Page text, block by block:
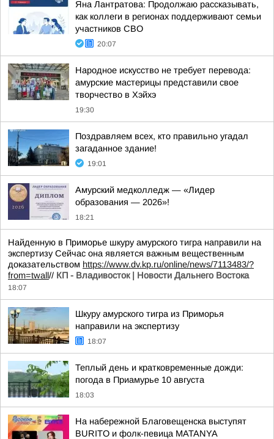
Яна Лантратова: Продолжаю рассказывать,
как коллеги в регионах поддерживают семьи
участников СВО
20:07
Народное искусство не требует перевода:
амурские мастерицы представили свое
творчество в Хэйхэ
19:30
Поздравляем всех, кто правильно угадал
загаданное здание!
19:01
Амурский медколледж — «Лидер
образования — 2026»!
18:21
Найденную в Приморье шкуру амурского тигра направили на
экспертизу Сейчас она является важным вещественным
доказательством https://www.dv.kp.ru/online/news/7113483/?
from=twall// КП - Владивосток | Новости Дальнего Востока
18:07
Шкуру амурского тигра из Приморья
направили на экспертизу
18:07
Теплый день и кратковременные дожди:
погода в Приамурье 10 августа
18:03
На набережной Благовещенска выступят
BURITO и фолк-певица MATANYA